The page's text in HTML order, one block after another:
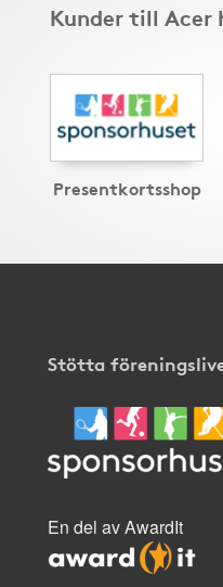
Kunder till Acer
Presentkortsshop
Stötta
En del av AwardIt